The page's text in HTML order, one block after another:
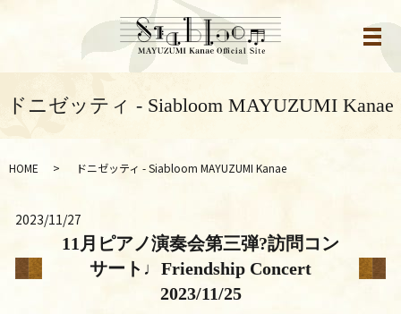
メ
ドニゼッティ - Siabloom MAYUZUMI Kanae
HOME ドニゼッティ - Siabloom MAYUZUMI Kanae
2023/11/27
11月ピアノ演奏会第三弾?訪問コン
サート♩Friendship Concert
2023/11/25